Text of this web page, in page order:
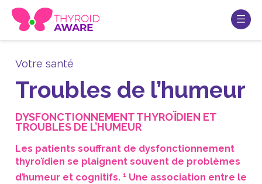
Votre santé
Troubles de l’humeur
DYSFONCTIONNEMENT THYROÏDIEN ET
TROUBLES DE L’HUMEUR
Les patients souffrant de dysfonctionnement
thyroïdien se plaignent souvent de problèmes
d’humeur et cognitifs. 1 Une association entre le